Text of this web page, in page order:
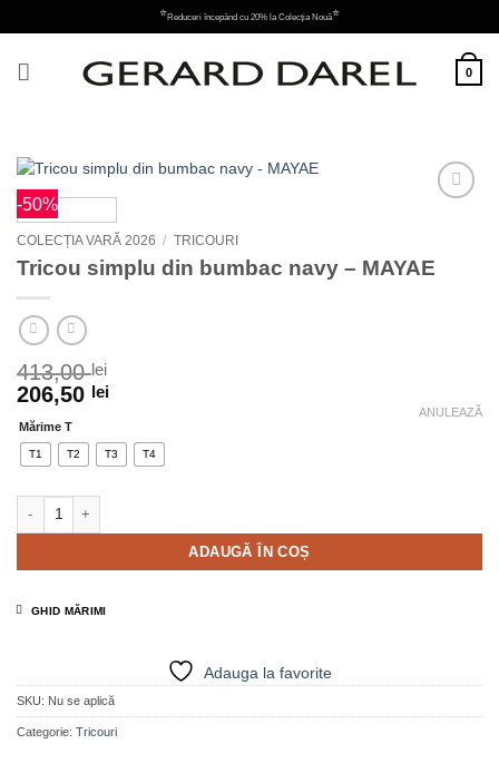
to
⭐Reduceri începând cu 20% la Colecția Nouă⭐
0
-50%
COLECȚIA VARĂ 2026 / TRICOURI
Tricou simplu din bumbac navy – MAYAE
413,00lei
206,50 lei
Mărime T
T1 T2 T3 T4
ANULEAZĂ
ADAUGĂ ÎN COȘ
GHID MĂRIMI
Adauga la favorite
SKU: Nu se aplică
Categorie: Tricouri